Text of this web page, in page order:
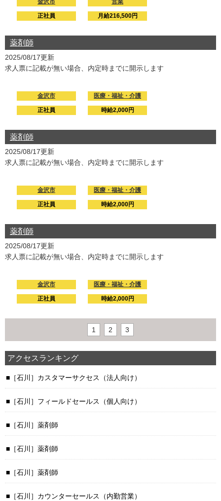
金沢市 営業
正社員 月給216,500円
薬剤師
2025/08/17更新
求人票に記載が無い場合、内定時までに開示します
金沢市 医療・福祉・介護
正社員 時給2,000円
薬剤師
2025/08/17更新
求人票に記載が無い場合、内定時までに開示します
金沢市 医療・福祉・介護
正社員 時給2,000円
薬剤師
2025/08/17更新
求人票に記載が無い場合、内定時までに開示します
金沢市 医療・福祉・介護
正社員 時給2,000円
1 2 3
アクセスランキング
［石川］カスタマーサクセス（法人向け）
［石川］フィールドセールス（個人向け）
［石川］薬剤師
［石川］薬剤師
［石川］薬剤師
［石川］カウンターセールス（内勤営業）